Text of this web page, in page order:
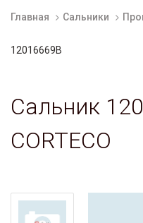
Главная Сальники
12016669B
Сальник
CORTECO